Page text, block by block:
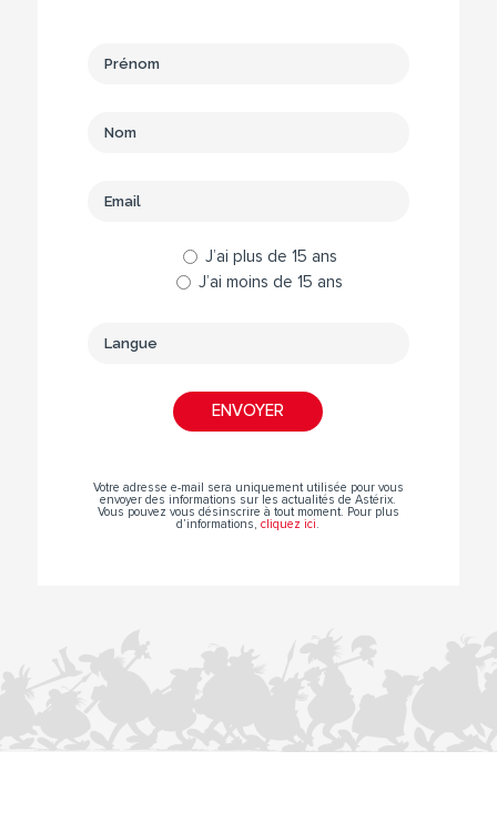
J’ai plus de 15 ans
J’ai moins de 15 ans
Votre adresse e-mail sera uniquement utilisée pour vous
envoyer des informations sur les actualités de Astérix.
Vous pouvez vous désinscrire à tout moment. Pour plus
d’informations,cliquez ici